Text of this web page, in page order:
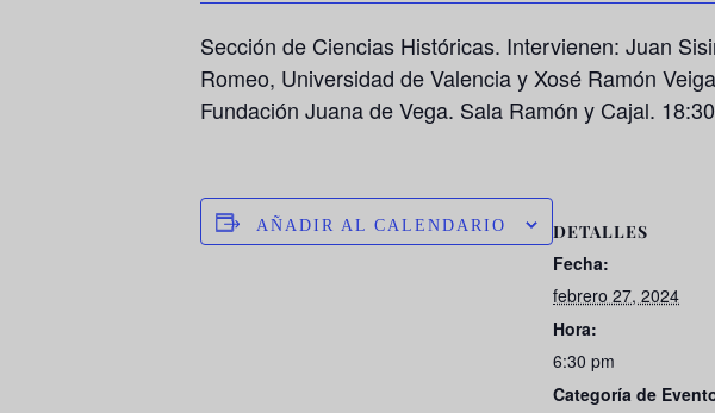
Sección de Ciencias Históricas. Intervienen: Juan
Romeo, Universidad de Valencia y Xosé Ramón
Fundación Juana de Vega. Sala Ramón y Cajal.
AÑADIR AL CALENDARIO DETALLES
Fecha:
febrero 27, 2024
Hora:
6:30 pm
Categoría de